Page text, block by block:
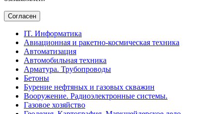
Согласен
IT. Информатика
Авиационная и ракетно-космическая техника
Автоматизация
Автомобильная техника
Арматура. Трубопроводы
Бетоны
Бурение нефтяных и газовых скважин
Вооружение. Радиоэлектронные системы.
Газовое хозяйство